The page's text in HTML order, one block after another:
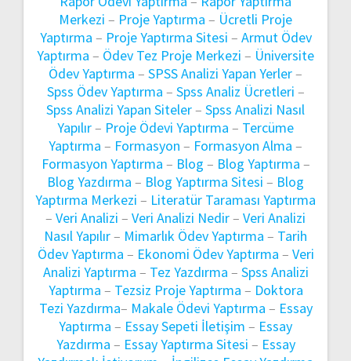
Merkezi – Proje Yaptırma – Ücretli Proje
Yaptırma – Proje Yaptırma Sitesi – Armut Ödev
Yaptırma – Ödev Tez Proje Merkezi – Üniversite
Ödev Yaptırma – SPSS Analizi Yapan Yerler–
Spss Ödev Yaptırma – Spss Analiz Ücretleri –
Spss Analizi Yapan Siteler– Spss Analizi Nasıl
Yapılır– Proje Ödevi Yaptırma – Tercüme
Yaptırma – Formasyon – Formasyon Alma –
Formasyon Yaptırma – Blog – Blog Yaptırma –
Blog Yazdırma – Blog Yaptırma Sitesi – Blog
Yaptırma Merkezi – Literatür Taraması Yaptırma
– Veri Analizi – Veri Analizi Nedir– Veri Analizi
Nasıl Yapılır– Mimarlık Ödev Yaptırma – Tarih
Ödev Yaptırma – Ekonomi Ödev Yaptırma – Veri
Analizi Yaptırma – Tez Yazdırma – Spss Analizi
Yaptırma – Tezsiz Proje Yaptırma – Doktora
Tezi Yazdırma– Makale Ödevi Yaptırma – Essay
Yaptırma – Essay Sepeti İletişim – Essay
Yazdırma – Essay Yaptırma Sitesi – Essay